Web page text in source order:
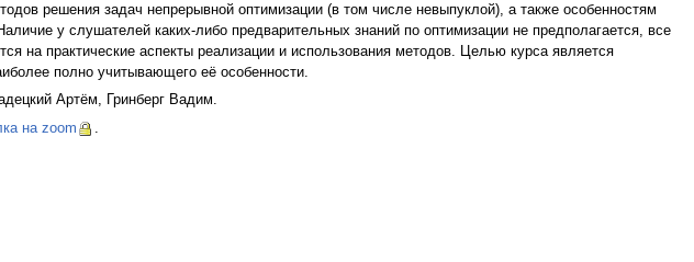
решения задач непрерывной оптимизации (в том числе невыпуклой), а также особенностям
у слушателей каких-либо предварительных знаний по оптимизации не предполагается, все
на практические аспекты реализации и использования методов. Целью курса является
полно учитывающего её особенности.
Артём, Гринберг Вадим.
на zoom